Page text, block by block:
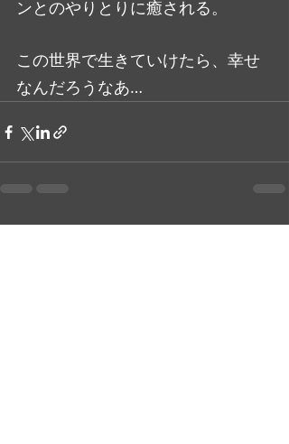
ンとのやりとりに癒される。
この世界で生きていけたら、幸せ
なんだろうなあ…